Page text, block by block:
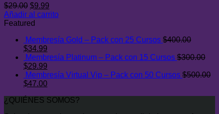
$29.00 El
precio
original
$29.00.
$9.99
precio
$9.99.
Añadir al carrito
Featured
Membresía Gold – Pack con 25 Cursos $400.00
El
precio
original
era:
$400.00.
$34.99
precio
es:
$34.99.
Membresía Platinum – Pack con 15 Cursos $300.00
El
precio
original
$300.00.
$29.99
precio
actual
$29.99.
Membresía Virtual Vip – Pack con 50 Cursos $500.00
El
original
$47.00El
actual
¿QUIÉNES SOMOS?